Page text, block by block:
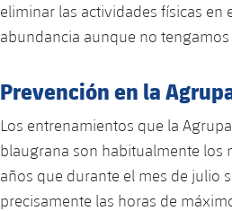
eliminar las actividades físicas
abundancia aunque no
Prevención en la
Los entrenamientos que la
blaugrana son habitualmente los
años que durante el mes de julio
precisamente las horas de